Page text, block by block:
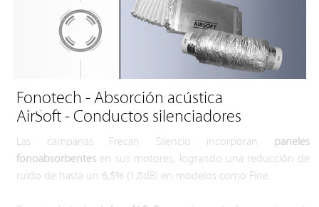
Fonotech - Absorción acústica
AirSoft - Conductos silenciadores
Las campanas Frecan Silencio incorporan paneles
fonoabsorbentes en sus motores, logrando una reducción de
ruido de hasta un 6,5% (1,8dB) en modelos como Fine.